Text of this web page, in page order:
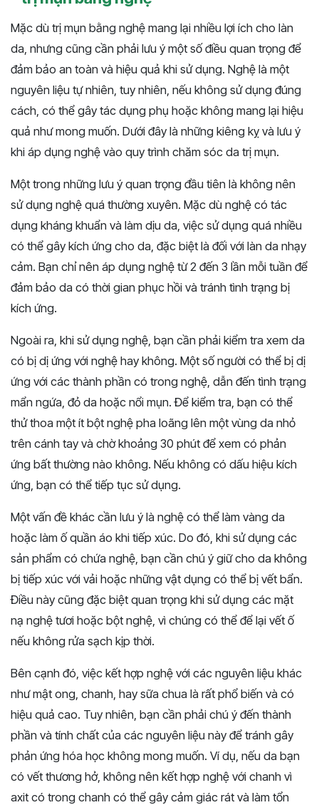
Mặc dù trị mụn bằng nghệ mang lại nhiều lợi ích cho làn
da, nhưng cũng cần phải lưu ý một số điều quan trọng để
đảm bảo an toàn và hiệu quả khi sử dụng. Nghệ là một
nguyên liệu tự nhiên, tuy nhiên, nếu không sử dụng đúng
cách, có thể gây tác dụng phụ hoặc không mang lại hiệu
quả như mong muốn. Dưới đây là những kiêng kỵ và lưu ý
khi áp dụng nghệ vào quy trình chăm sóc da trị mụn.
Một trong những lưu ý quan trọng đầu tiên là không nên
sử dụng nghệ quá thường xuyên. Mặc dù nghệ có tác
dụng kháng khuẩn và làm dịu da, việc sử dụng quá nhiều
có thể gây kích ứng cho da, đặc biệt là đối với làn da nhạy
cảm. Bạn chỉ nên áp dụng nghệ từ 2 đến 3 lần mỗi tuần để
đảm bảo da có thời gian phục hồi và tránh tình trạng bị
kích ứng.
Ngoài ra, khi sử dụng nghệ, bạn cần phải kiểm tra xem da
có bị dị ứng với nghệ hay không. Một số người có thể bị dị
ứng với các thành phần có trong nghệ, dẫn đến tình trạng
mẩn ngứa, đỏ da hoặc nổi mụn. Để kiểm tra, bạn có thể
thử thoa một ít bột nghệ pha loãng lên một vùng da nhỏ
trên cánh tay và chờ khoảng 30 phút để xem có phản
ứng bất thường nào không. Nếu không có dấu hiệu kích
ứng, bạn có thể tiếp tục sử dụng.
Một vấn đề khác cần lưu ý là nghệ có thể làm vàng da
hoặc làm ố quần áo khi tiếp xúc. Do đó, khi sử dụng các
sản phẩm có chứa nghệ, bạn cần chú ý giữ cho da không
bị tiếp xúc với vải hoặc những vật dụng có thể bị vết bẩn.
Điều này cũng đặc biệt quan trọng khi sử dụng các mặt
nạ nghệ tươi hoặc bột nghệ, vì chúng có thể để lại vết ố
nếu không rửa sạch kịp thời.
Bên cạnh đó, việc kết hợp nghệ với các nguyên liệu khác
như mật ong, chanh, hay sữa chua là rất phổ biến và có
hiệu quả cao. Tuy nhiên, bạn cần phải chú ý đến thành
phần và tính chất của các nguyên liệu này để tránh gây
phản ứng hóa học không mong muốn. Ví dụ, nếu da bạn
có vết thương hở, không nên kết hợp nghệ với chanh vì
axit có trong chanh có thể gây cảm giác rát và làm tổn